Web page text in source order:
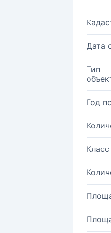
Дата
Тип
Год